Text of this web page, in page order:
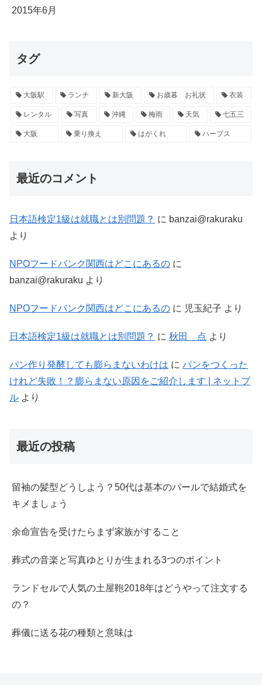
2015年6月
タグ
大阪駅 ランチ 新大阪 お歳暮 お礼状 衣装
レンタル 写真 沖縄 梅雨 天気 七五三
大阪 乗り換え はがくれ ハーブス
最近のコメント
日本語検定1級は就職とは別問題？ に banzai@rakuraku
より
NPOフードバンク関西はどこにあるの に
banzai@rakuraku より
NPOフードバンク関西はどこにあるの に 児玉紀子 より
日本語検定1級は就職とは別問題？ に 秋田 点 より
パン作り発酵しても膨らまないわけは に パンをつくった
けれど失敗！？膨らまない原因をご紹介します | ネットブ
ル より
最近の投稿
留袖の髪型どうしよう？50代は基本のパールで結婚式を
キメましょう
余命宣告を受けたらまず家族がすること
葬式の音楽と写真ゆとりが生まれる3つのポイント
ランドセルで人気の土屋鞄2018年はどうやって注文する
の？
葬儀に送る花の種類と意味は